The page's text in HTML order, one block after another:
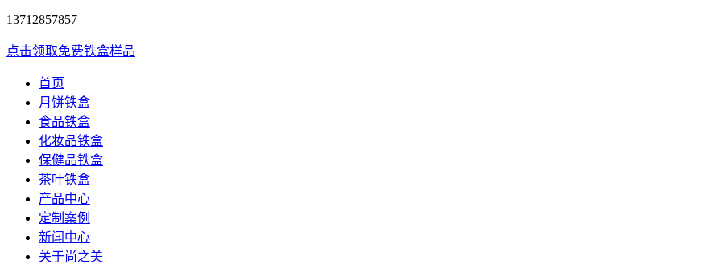
13712857857
点击领取免费铁盒样品
首页
月饼铁盒
食品铁盒
化妆品铁盒
保健品铁盒
茶叶铁盒
产品中心
定制案例
新闻中心
关于尚之美